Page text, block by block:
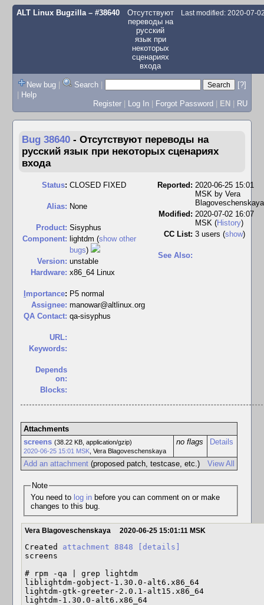
ALT Linux Bugzilla– #38640
Отсутствуют
переводы на
русский
язык при
некоторых
сценариях
входа
Last modified: 2020-07-
New bug | Search |
[?]
| Help
Register | Log In | Forgot Password | EN | RU
Bug 38640 - Отсутствуют переводы на
русский язык при некоторых сценариях
входа
Status: CLOSED FIXED
Alias: None
Product: Sisyphus
Component: lightdm (show other
bugs)
Version: unstable
Hardware: x86_64 Linux
mportance: P5 normal
Assignee: manowar@altlinux.org
QA Contact: qa-sisyphus
URL:
Keywords:
Depends
on:
Blocks:
Reported: 2020-06-25 15:01
MSK by Vera
Blagoveschenskaya
Modified: 2020-07-02 16:07
MSK (History)
CC List: 3 users (show)
See Also:
Attachments
screens (38.22 KB, application/gzip)
2020-06-25 15:01 MSK, Vera Blagoveschenskaya
no flags Details
View All
Add an attachment(proposed patch, testcase, etc.)
Note
You need to log inbefore you can comment on or make
changes to this bug.
Vera Blagoveschenskaya 2020-06-25 15:01:11 MSK
Created attachment 8848
[details]
screens
# rpm -qa | grep lightdm
liblightdm-gobject-1.30.0-alt6.x86_64
lightdm-gtk-greeter-2.0.1-alt15.x86_64
lightdm-1.30.0-alt6.x86_64